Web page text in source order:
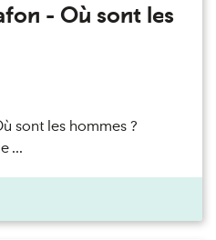
- Où sont les
sont les hommes ?
...